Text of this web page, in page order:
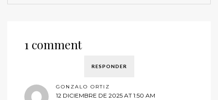
1 comment
RESPONDER
GONZALO ORTIZ
12 DICIEMBRE DE 2025 AT 1:50 AM